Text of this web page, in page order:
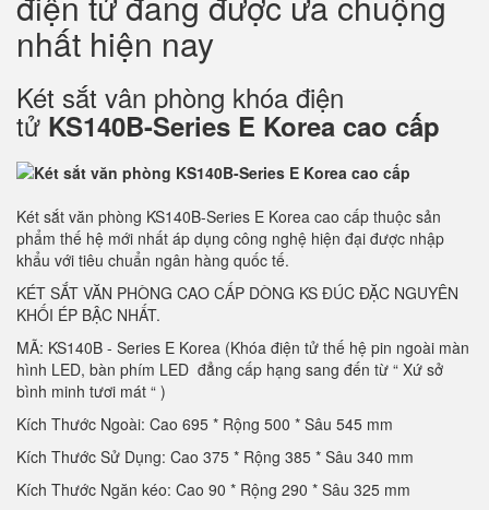
nhất hiện nay
Két sắt vân phòng khóa điện
tử KS140B-Series E Korea cao cấp
Két sắt văn phòng KS140B-Series E Korea cao cấp thuộc sản
phẩm thế hệ mới nhất áp dụng công nghệ hiện đại được nhập
khẩu với tiêu chuẩn ngân hàng quốc tế.
KÉT SẮT VĂN PHÒNG CAO CẤP DÒNG KS ĐÚC ĐẶC NGUYÊN
KHỐI ÉP BẬC NHẤT.
MÃ: KS140B - Series E Korea (Khóa điện tử thế hệ pin ngoài màn
hình LED, bàn phím LED đẳng cấp hạng sang đến từ “ Xứ sở
bình minh tươi mát “ )
Kích Thước Ngoài: Cao 695 * Rộng 500 * Sâu 545 mm
Kích Thước Sử Dụng: Cao 375 * Rộng 385 * Sâu 340 mm
Kích Thước Ngăn kéo: Cao 90 * Rộng 290 * Sâu 325 mm